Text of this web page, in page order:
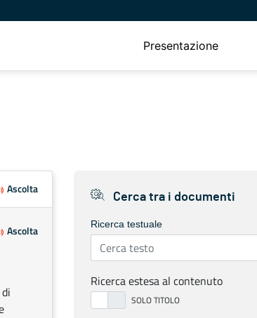
Presentazione
Ascolta
Ascolta
Cerca tra i documenti
Ricerca testuale
Ricerca estesa al contenuto